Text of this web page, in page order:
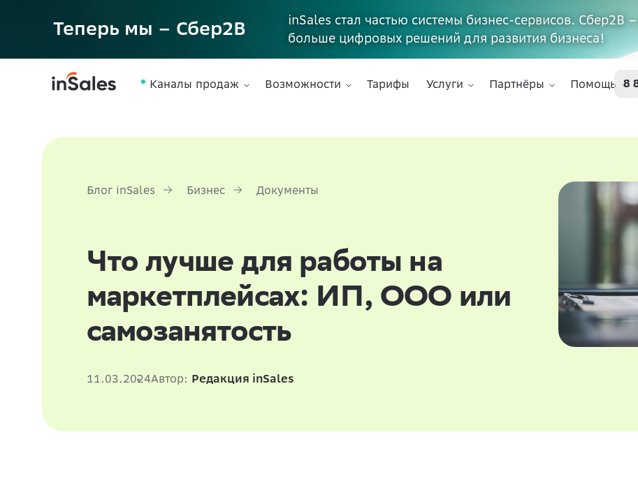
Теперь мы – Сбер2B
inSales стал частью системы бизнес-сервисов. Сбер2В
больше цифровых решений для развития бизнеса!
Каналы продаж Возможности Тарифы Услуги Партнёры Помощь 8
Блог inSales Бизнес Документы
Что лучше для работы на
маркетплейсах: ИП, ООО или
самозанятость
11.03.2024Автор: Редакция inSales